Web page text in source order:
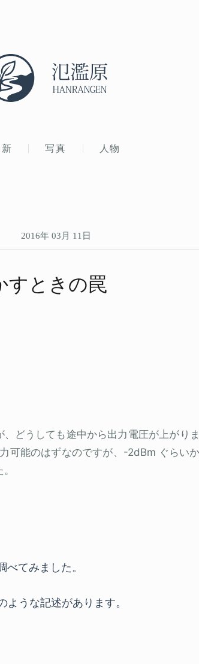
写真 人物
2016年 03月 11日
すときの​罠
どうしても途中から出力電圧が上がり
可能のはずなのですが、-2dBm ぐらい
てみました。
うな記述があります。